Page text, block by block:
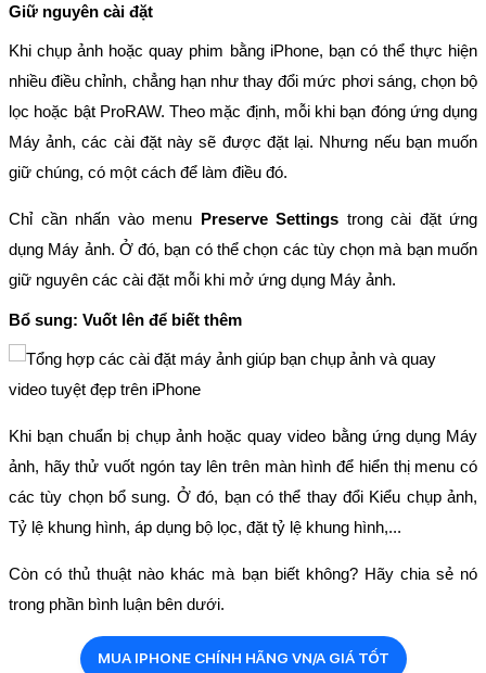
Giữ nguyên cài đặt
Khi chụp ảnh hoặc quay phim bằng iPhone, bạn có thể thực hiện
nhiều điều chỉnh, chẳng hạn như thay đổi mức phơi sáng, chọn bộ
lọc hoặc bật ProRAW. Theo mặc định, mỗi khi bạn đóng ứng dụng
Máy ảnh, các cài đặt này sẽ được đặt lại. Nhưng nếu bạn muốn
giữ chúng, có một cách để làm điều đó.
Chỉ cần nhấn vào menu Preserve Settings trong cài đặt ứng
dụng Máy ảnh. Ở đó, bạn có thể chọn các tùy chọn mà bạn muốn
giữ nguyên các cài đặt mỗi khi mở ứng dụng Máy ảnh.
Bổ sung: Vuốt lên để biết thêm
Khi bạn chuẩn bị chụp ảnh hoặc quay video bằng ứng dụng Máy
ảnh, hãy thử vuốt ngón tay lên trên màn hình để hiển thị menu có
các tùy chọn bổ sung. Ở đó, bạn có thể thay đổi Kiểu chụp ảnh,
Tỷ lệ khung hình, áp dụng bộ lọc, đặt tỷ lệ khung hình,...
Còn có thủ thuật nào khác mà bạn biết không? Hãy chia sẻ nó
trong phần bình luận bên dưới.
MUA IPHONE CHÍNH HÃNG VN/A GIÁ TỐT